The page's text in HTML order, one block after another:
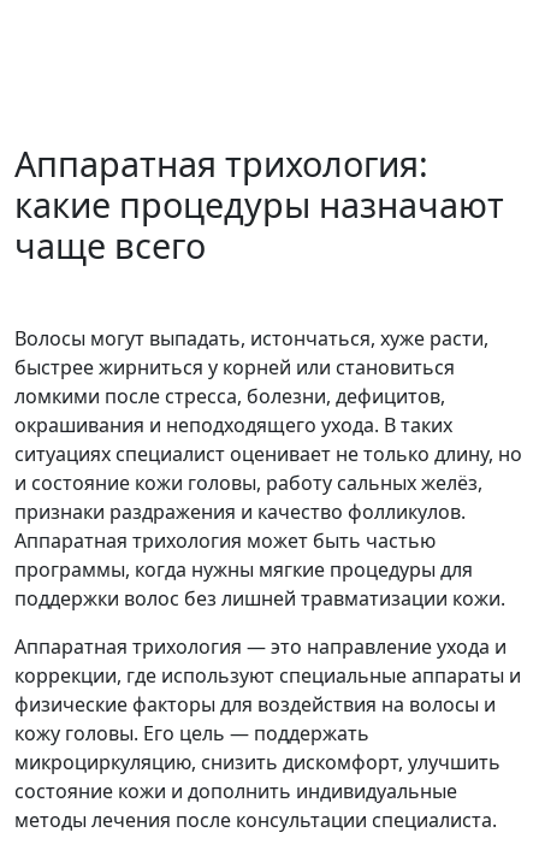
Аппаратная трихология:
какие процедуры назначают
чаще всего
Волосы могут выпадать, истончаться, хуже расти,
быстрее жирниться у корней или становиться
ломкими после стресса, болезни, дефицитов,
окрашивания и неподходящего ухода. В таких
ситуациях специалист оценивает не только длину, но
и состояние кожи головы, работу сальных желёз,
признаки раздражения и качество фолликулов.
Аппаратная трихология может быть частью
программы, когда нужны мягкие процедуры для
поддержки волос без лишней травматизации кожи.
Аппаратная трихология — это направление ухода и
коррекции, где используют специальные аппараты и
физические факторы для воздействия на волосы и
кожу головы. Его цель — поддержать
микроциркуляцию, снизить дискомфорт, улучшить
состояние кожи и дополнить индивидуальные
методы лечения после консультации специалиста.